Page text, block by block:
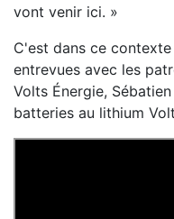
vont venir ici. »
C'est dans ce
entrevues avec les
Volts Énergie,
batteries au lithium